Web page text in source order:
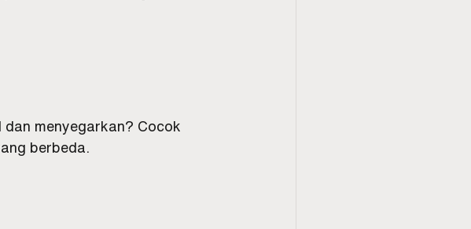
dan menyegarkan? Cocok
berbeda.